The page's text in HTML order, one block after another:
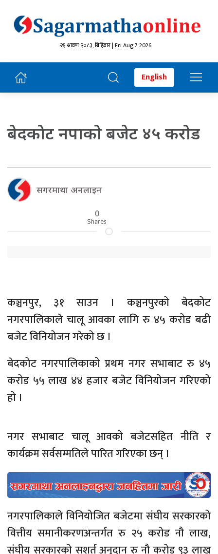
२१ श्रावण २०८३, बिहिबार | Fri Aug 7 2026
English
बेदकोट नपाको बजेट ४५ करोड
सगरमाथा अनलाइन
0
Shares
कञ्चनपुर, ३१ साउन । कञ्चनपुरको बेदकोट
नगरपालिकाले चालू आवका लागि रु ४५ करोड बढी
बजेट विनियोजन गरेको छ ।
बेदकोट नगरपालिकाको प्रथम नगर सभाबाट रु ४५
करोड ५५ लाख ४४ हजार बजेट विनियोजन गरिएको
हो ।
नगर सभाबाट चालू आवको बजेटसहित नीति र
कार्यक्रम सर्वसम्मतिले पारित गरिएका छन् ।
नगरपालिकाले विनियोजित बजेटमा संघीय सरकारको
वित्तीय समानीकरणअन्तर्गत रु २५ करोड नौ लाख,